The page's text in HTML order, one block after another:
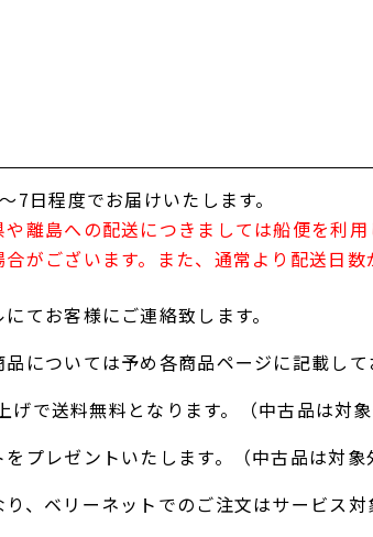
7日程度でお届けいたします。
離島への配送につきましては船便を利
がございます。また、通常より配送日数
てお客様にご連絡致します。
については予め各商品ページに記載して
で送料無料となります。（中古品は対象
プレゼントいたします。（中古品は対象
、ベリーネットでのご注文はサービス対